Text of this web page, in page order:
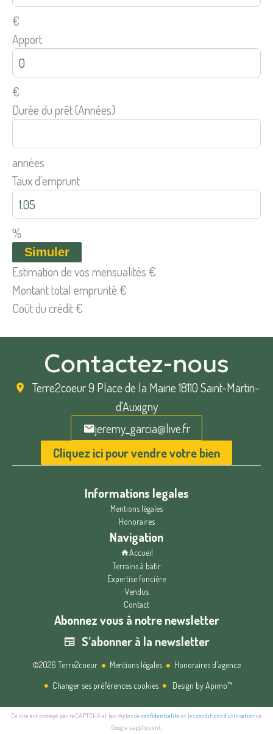
€
Apport
€
Durée du prêt (Années)
années
Taux d'emprunt
%
Simuler
Estimation de vos mensualités €
Montant total emprunté €
Coût du crédit€
Contactez-nous
Terre2coeur9 Place de la Mairie 18110 Saint-Martin-
d'Auxigny
jeremy_garcia@live.fr
Cliquez ici pour vendre votre bien
Informations legales
Mentions légales
Honoraires
Navigation
Accueil
Terrains à batir
Expertise foncière
Vendus
Contact
Abonnez vous à notre newsletter
S’abonner à la newsletter
©2026 Terre2coeur Mentions légales
Honoraires d'agence
Changer ses préférences cookies
Design byApimo™
Ce site est protégé par reCAPTCHA et les règles de confidentialité et lesconditions d'utilisation de
Google s'appliquent.